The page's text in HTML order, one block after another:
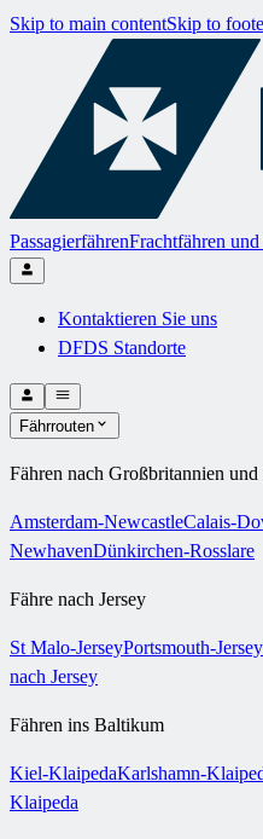
Skip to main contentSkip to
PassagierfährenFrachtfähren
Kontaktieren Sie uns
DFDS Standorte
Fährrouten
Fähren nach Großbritannien und
Amsterdam-NewcastleCalais-
NewhavenDünkirchen-Rosslare
Fähre nach Jersey
St Malo-JerseyPortsmouth-Jersey
nach Jersey
Fähren ins Baltikum
Kiel-KlaipedaKarlshamn-
Klaipeda